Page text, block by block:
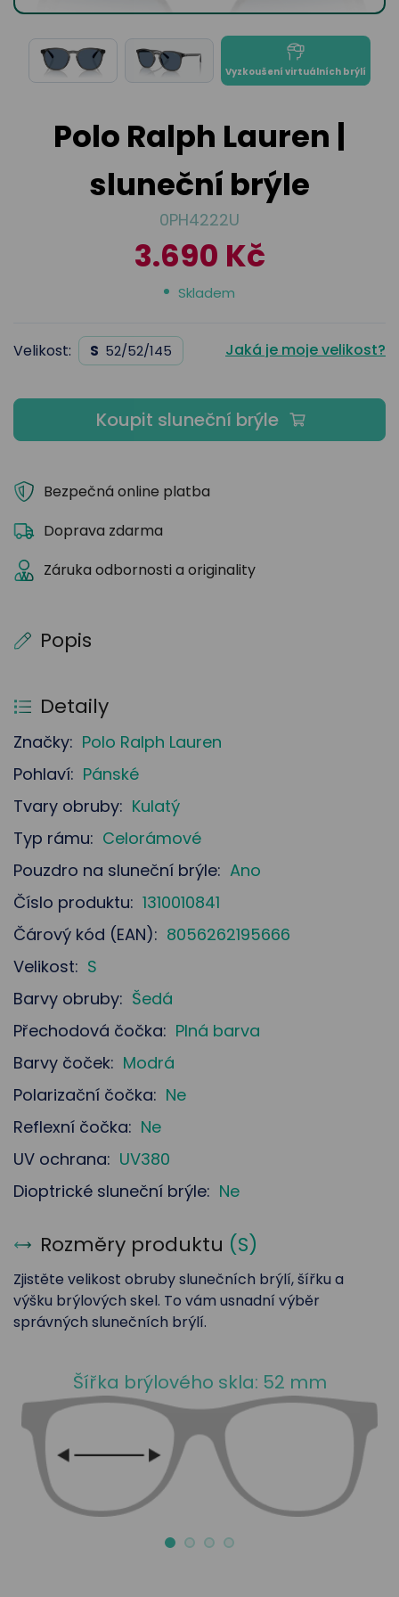
Přihlásit
brýle
Popis
Detaily
Značky: Polo Ralph Lauren
Pohlaví: Pánské
Tvary obruby: Kulatý
Typ rámu: Celorámové
Pouzdro na sluneční brýle: Ano
Číslo produktu: 1310010841
Čárový kód (EAN): 8056262195666
Velikost: S
Barvy obruby: Šedá
Přechodová čočka: Plná barva
Barvy čoček: Modrá
Polarizační čočka: Ne
Reflexní čočka: Ne
UV ochrana: UV380
Dioptrické sluneční brýle: Ne
Rozměry produktu (S)
Zjistěte velikost obruby slunečních brýlí, šířku a
výšku brýlových skel. To vám usnadní výběr
správných slunečních brýlí.
Šířka brýlového skla: 52 mm
Vyzkoušení virtuálních brýlí
Polo Ralph Lauren |
sluneční brýle
0PH4222U
3.690 Kč
Skladem
Velikost: S 52/52/145 Jaká je moje velikost?
Koupit sluneční brýle
Bezpečná online platba
Doprava zdarma
Záruka odbornosti a originality